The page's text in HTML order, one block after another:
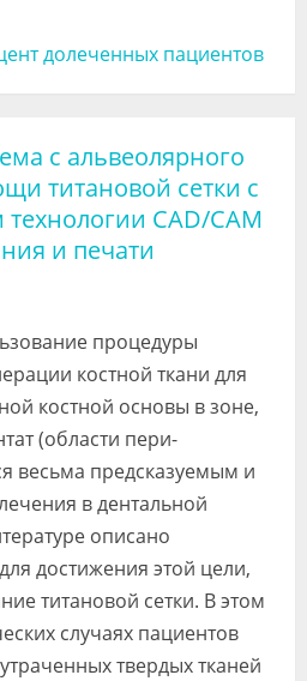
долеченных пациентов
с альвеолярного
титановой сетки с
CAD/CAM
и печати
процедуры
костной ткани для
костной основы в зоне,
(области пери-
весьма предсказуемым и
в дентальной
описано
достижения этой цели,
титановой сетки. В этом
случаях пациентов
твердых тканей